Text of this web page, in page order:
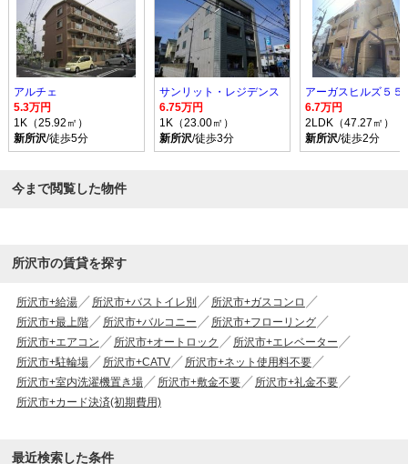
アルチェ
5.3万円
1K（25.92㎡）
新所沢/徒歩5分
サンリット・レジデンス
6.75万円
1K（23.00㎡）
新所沢/徒歩3分
アーガスヒルズ５５
6.7万円
2LDK（47.27㎡）
新所沢/徒歩2分
今まで閲覧した物件
所沢市の賃貸を探す
所沢市+給湯 所沢市+バストイレ別
所沢市+ガスコンロ
所沢市+最上階
所沢市+バルコニー
所沢市+フローリング
所沢市+エアコン
所沢市+オートロック
所沢市+エレベーター
所沢市+駐輪場
所沢市+CATV
所沢市+ネット使用料不要
所沢市+室内洗濯機置き場
所沢市+敷金不要
所沢市+礼金不要
所沢市+カード決済(初期費用)
最近検索した条件